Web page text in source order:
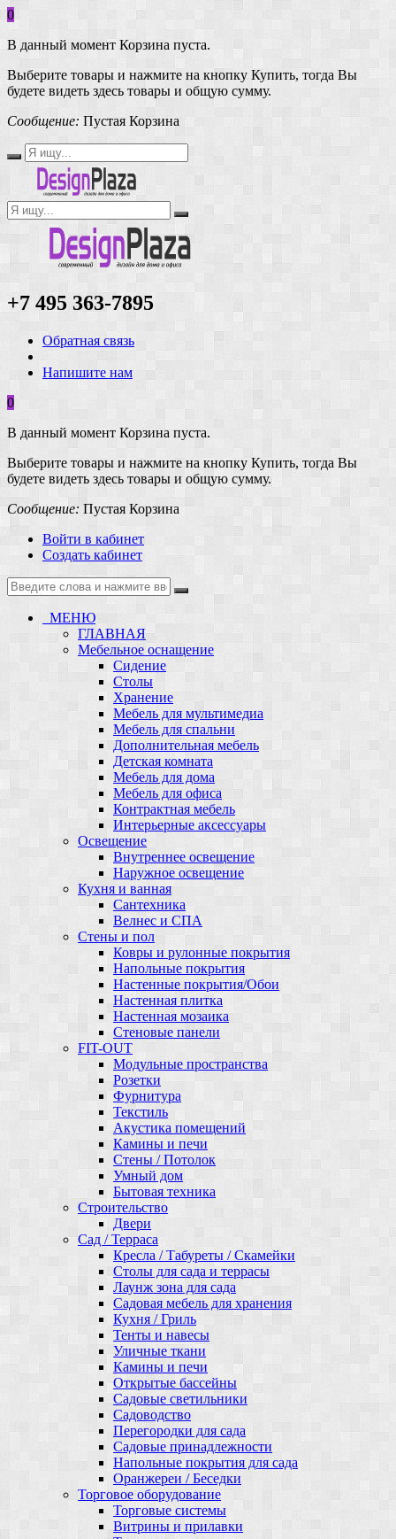
0
В данный момент Корзина пуста.
Выберите товары и нажмите на кнопку Купить, тогда Вы
будете видеть здесь товары и общую сумму.
Сообщение: Пустая Корзина
+7 495 363-7895
Обратная связь
Напишите нам
0
В данный момент Корзина пуста.
Выберите товары и нажмите на кнопку Купить, тогда Вы
будете видеть здесь товары и общую сумму.
Сообщение: Пустая Корзина
Войти в кабинет
Создать кабинет
МЕНЮ
ГЛАВНАЯ
Мебельное оснащение
Сидение
Столы
Хранение
Мебель для мультимедиа
Мебель для спальни
Дополнительная мебель
Детская комната
Мебель для дома
Мебель для офиса
Контрактная мебель
Интерьерные аксессуары
Освещение
Внутреннее освещение
Наружное освещение
Кухня и ванная
Сантехника
Велнес и СПА
Стены и пол
Ковры и рулонные покрытия
Напольные покрытия
Настенные покрытия/Обои
Настенная плитка
Настенная мозаика
Стеновые панели
FIT-OUT
Модульные пространства
Розетки
Фурнитура
Текстиль
Акустика помещений
Камины и печи
Стены / Потолок
Умный дом
Бытовая техника
Строительство
Двери
Сад / Терраса
Кресла / Табуреты / Скамейки
Столы для сада и террасы
Лаунж зона для сада
Садовая мебель для хранения
Кухня / Гриль
Тенты и навесы
Уличные ткани
Камины и печи
Открытые бассейны
Садовые светильники
Садоводство
Перегородки для сада
Садовые принадлежности
Напольные покрытия для сада
Оранжереи / Беседки
Торговое оборудование
Торговые системы
Витрины и прилавки